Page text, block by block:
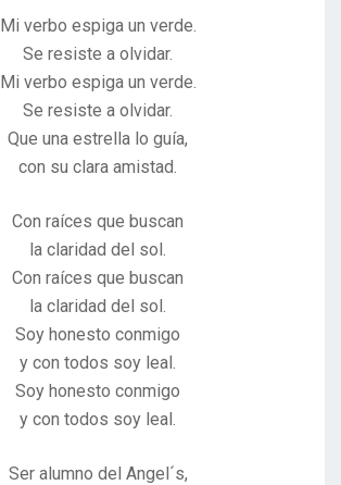
Mi verbo espiga un verde.
Se resiste a olvidar.
Mi verbo espiga un verde.
Se resiste a olvidar.
Que una estrella lo guía,
con su clara amistad.
Con raíces que buscan
la claridad del sol.
Con raíces que buscan
la claridad del sol.
Soy honesto conmigo
y con todos soy leal.
Soy honesto conmigo
y con todos soy leal.
Ser alumno del Angel´s,